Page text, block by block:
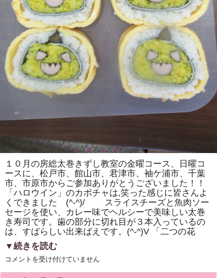
「２
葉」
で、
高
校
生
に
房
寿
い
ま
し
た！！
は
１０月の房総太巻きずし教室の金曜コース、日曜コ
ースに、松戸市、館山市、君津市、袖ケ浦市、千葉
市、市原市からご参加ありがとうございました！！
「ハロウイン」のカボチャは,笑った感じに皆さんよ
くできました (^-^)/ スライスチーズと魚肉ソー
セージを使い、カレー味でヘルシーで美味しい太巻
き寿司です。歯の部分に切れ目が３本入っているの
は、すばらしい出来ばえです。(^-^)V 「二つの花
▼続きを読む
房
太
コメントを受け付けていません